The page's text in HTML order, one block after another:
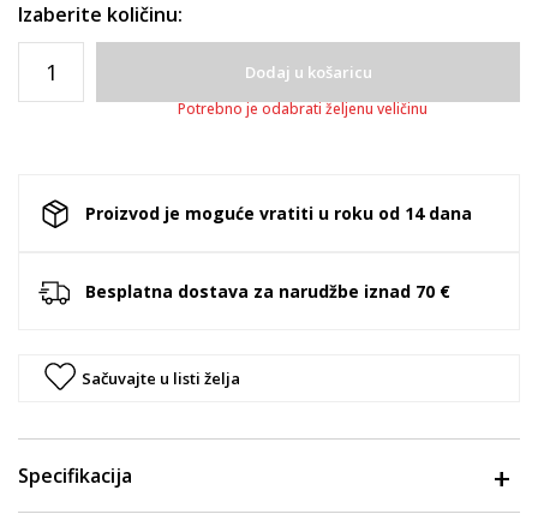
Izaberite količinu:
Dodaj u košaricu
Potrebno je odabrati željenu veličinu
Proizvod je moguće vratiti u roku od 14 dana
Besplatna dostava za narudžbe iznad 70 €
Sačuvajte u listi želja
Specifikacija